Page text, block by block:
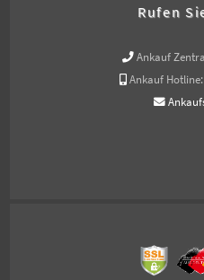
Rufen
Ankauf
Ankauf Hotline: